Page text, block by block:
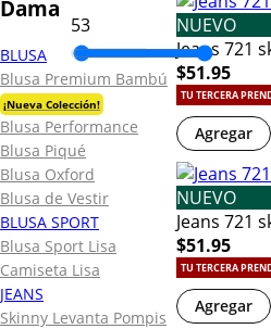
Dama
BLUSA
Blusa Premium Bambú
¡Nueva Colección!
Blusa Performance
Blusa Piqué
Blusa Oxford
Blusa de Vestir
BLUSA SPORT
Blusa Sport Lisa
Camiseta Lisa
JEANS
Skinny Levanta Pompis
NUEVO
Jeans 721
$51.95
TU TERCERA
Agregar
NUEVO
Jeans 721
$51.95
TU TERCERA
Agregar